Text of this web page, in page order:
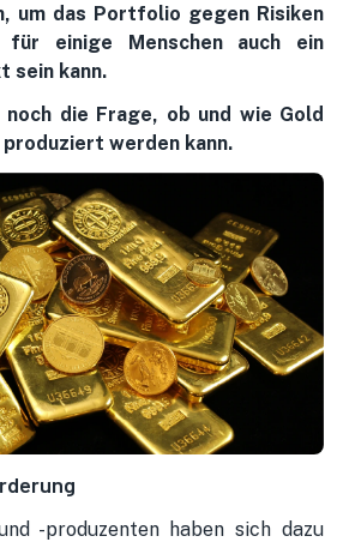
um das Portfolio gegen Risiken
für einige Menschen auch ein
sein kann.
die Frage, ob und wie Gold
werden kann.
-produzenten haben sich dazu